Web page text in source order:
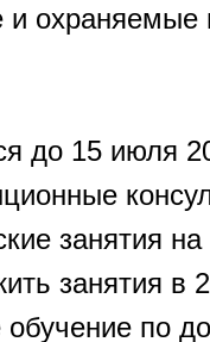
и
до 15 июля
занятия
занятия в
по